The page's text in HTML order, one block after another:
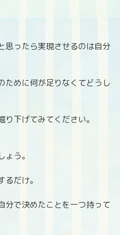
思ったら実現させるのは自分
ために何が足りなくてどうし
下げてみてください。
う。
だけ。
分で決めたことを一つ持って